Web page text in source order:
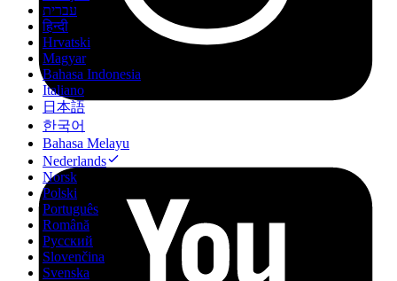
עברית
हिन्दी
Hrvatski
Magyar
Bahasa Indonesia
Italiano
日本語
한국어
Bahasa Melayu
Nederlands
Norsk
Polski
Português
Română
Русский
Slovenčina
Svenska